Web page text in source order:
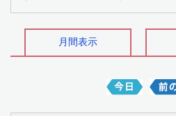
月間表示